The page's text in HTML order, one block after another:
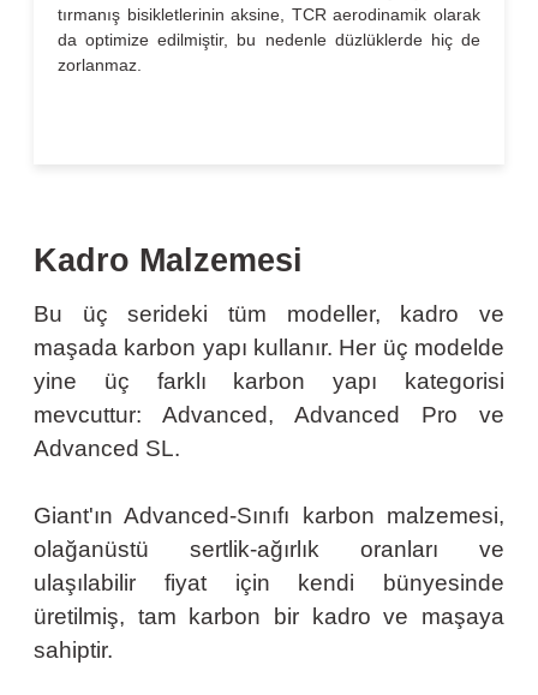
tırmanış bisikletlerinin aksine, TCR aerodinamik olarak
da optimize edilmiştir, bu nedenle düzlüklerde hiç de
zorlanmaz.
Kadro Malzemesi
Bu üç serideki tüm modeller, kadro ve
maşada karbon yapı kullanır. Her üç modelde
yine üç farklı karbon yapı kategorisi
mevcuttur: Advanced, Advanced Pro ve
Advanced SL.
Giant'ın Advanced-Sınıfı karbon malzemesi,
olağanüstü sertlik-ağırlık oranları ve
ulaşılabilir fiyat için kendi bünyesinde
üretilmiş, tam karbon bir kadro ve maşaya
sahiptir.